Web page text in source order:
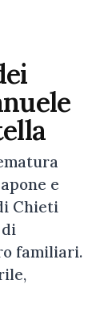
e
Chieti
familiari.